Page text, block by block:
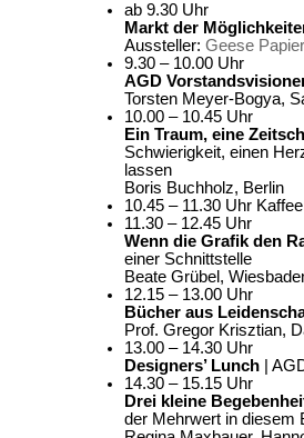
ab 9.30 Uhr
Markt der
Aussteller: Geese Papier
9.30 – 10.00 Uhr
AGD
Torsten Meyer-Bogya,
10.00 – 10.45 Uhr
Ein Traum, eine
Schwierigkeit, einen
lassen
Boris Buchholz, Berlin
10.45 – 11.30 Uhr
11.30 – 12.45 Uhr
Wenn die Grafik den
einer Schnittstelle
Beate Grübel,
12.15 – 13.00 Uhr
Bücher aus
Prof. Gregor Krisztian,
13.00 – 14.30 Uhr
Designers’ Lunch
|
14.30 – 15.15 Uhr
Drei kleine
der Mehrwert in diesem